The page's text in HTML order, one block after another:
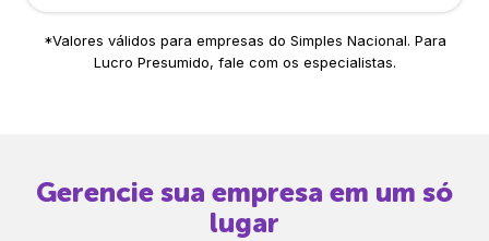
*Valores válidos para empresas do Simples Nacional. Para
Lucro Presumido, fale com os especialistas.
Gerencie sua empresa em um só
lugar